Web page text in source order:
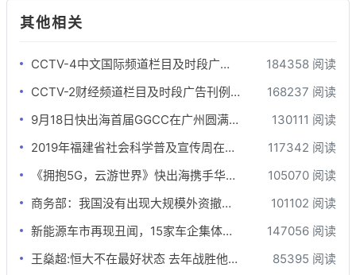
其他相关
CCTV-4中文国际频道栏目及时段广告刊例
184358 阅读
CCTV-2财经频道栏目及时段广告刊例-最全版
168237 阅读
9月18日快出海首届GGCC在广州圆满落幕!
130111 阅读
2019年福建省社会科学普及宣传周在牙立方松鼠口腔开展
117342 阅读
《拥抱5G，云游世界》快出海携手华为云游戏出海沙龙
105070 阅读
商务部：我国没有出现大规模外资撤离的情况
101102 阅读
新能源车市再现丑闻，15家车企集体行贿，这就是所谓的“弯道超车”？
147056 阅读
王燊超:恒大不在最好状态 去年战胜他们奠定夺冠基础
85395 阅读